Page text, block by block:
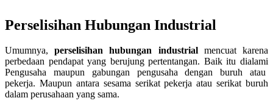
Perselisihan Hubungan Industrial
Umumnya,perselisihan hubungan industrialmencuat karena
perbedaan pendapat yang berujung pertentangan. Baik itu dialami
Pengusaha maupun gabungan pengusaha dengan buruh atau
pekerja. Maupun antara sesama serikat pekerja atau serikat buruh
dalam perusahaan yang sama.